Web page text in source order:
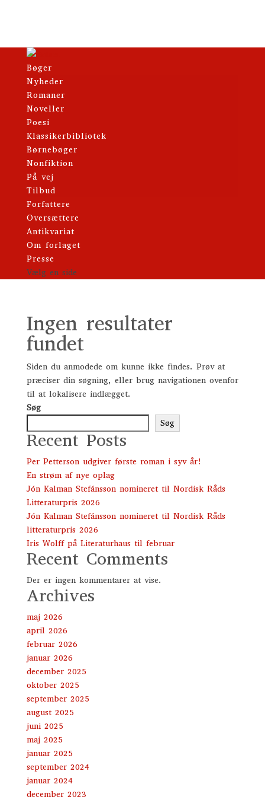
Bøger
Nyheder
Romaner
Noveller
Poesi
Klassikerbibliotek
Børnebøger
Nonfiktion
På vej
Tilbud
Forfattere
Oversættere
Antikvariat
Om forlaget
Presse
Vælg en side
Ingen resultater
fundet
Siden du anmodede om kunne ikke findes. Prøv at
præciser din søgning, eller brug navigationen ovenfor
til at lokalisere indlægget.
Søg
Søg
Recent Posts
Per Petterson udgiver første roman i syv år!
En strøm af nye oplag
Jón Kalman Stefánsson nomineret til Nordisk Råds
Litteraturpris 2026
Jón Kalman Stefánsson nomineret til Nordisk Råds
litteraturpris 2026
Iris Wolff på Literaturhaus til februar
Recent Comments
Der er ingen kommentarer at vise.
Archives
maj 2026
april 2026
februar 2026
januar 2026
december 2025
oktober 2025
september 2025
august 2025
juni 2025
maj 2025
januar 2025
september 2024
januar 2024
december 2023